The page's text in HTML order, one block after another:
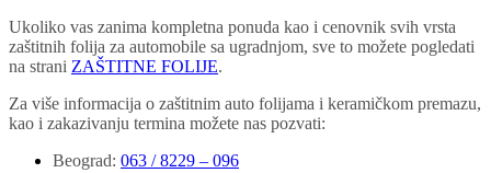
Ukoliko vas zanima kompletna ponuda kao i cenovnik svih vrsta
zaštitnih folija za automobile sa ugradnjom, sve to možete pogledati
na strani ZAŠTITNE FOLIJE.
Za više informacija o zaštitnim auto folijama i keramičkom premazu,
kao i zakazivanju termina možete nas pozvati:
Beograd: 063 / 8229 – 096